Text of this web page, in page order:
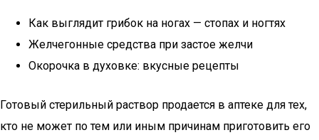
Как выглядит грибок на ногах — стопах и ногтях
Желчегонные средства при застое желчи
Окорочка в духовке: вкусные рецепты
Готовый стерильный раствор продается в аптеке для тех,
кто не может по тем или иным причинам приготовить его